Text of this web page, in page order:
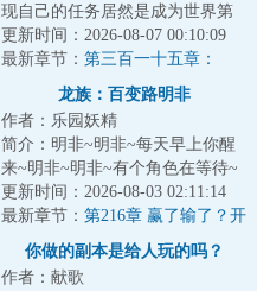
现自己的任务居然是成为世界第
一的公司主理人。难度有点大，
不过没关系，好...
更新时间：2026-08-07 00:10:09
最新章节： 第三百一十五章：
0u0：我现在火气很大！
龙族：百变路明非
作者：乐园妖精
简介：明非~明非~每天早上你醒
来~明非~明非~有个角色在等待~
变成了猫啊脾气坏~变成了燕双鹰
别太帅~变成了...
更新时间：2026-08-03 02:11:14
最新章节： 第216章 赢了输了？开
了！
你做的副本是给人玩的吗？
作者：献歌